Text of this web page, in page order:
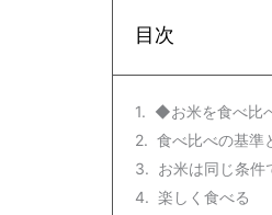
目次
◆お米を食べ比
食べ比べの基準
お米は同じ条件
楽しく食べる